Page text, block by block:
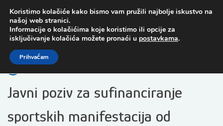
Open toolbar
sadržaj
Javni poziv za sufinanciranje
sportskih manifestacija od
Koristimo kolačiće kako bismo vam pružili najbolje iskustvo na
našoj web stranici.
Informacije o kolačićima koje koristimo ili opcije za
isključivanje kolačića možete pronaći u postavkama.
Prihvaćam